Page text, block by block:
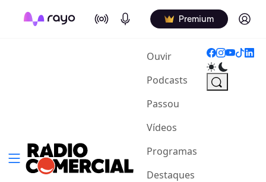
On Air Podcasts Premium Log in
Ouvir(current)
Podcasts
Passou
Vídeos
Programas
Destaques